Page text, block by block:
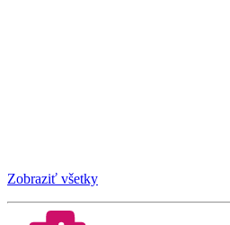
Zobraziť všetky